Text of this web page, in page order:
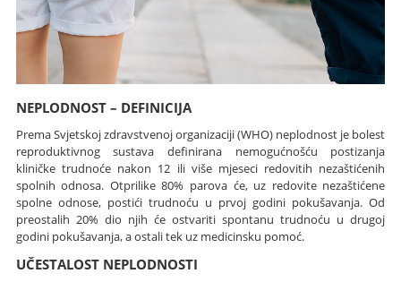
NEPLODNOST – DEFINICIJA
Prema Svjetskoj zdravstvenoj organizaciji (WHO) neplodnost je bolest
reproduktivnog sustava definirana nemogućnošću postizanja
kliničke trudnoće nakon 12 ili više mjeseci redovitih nezaštićenih
spolnih odnosa. Otprilike 80% parova će, uz redovite nezaštićene
spolne odnose, postići trudnoću u prvoj godini pokušavanja. Od
preostalih 20% dio njih će ostvariti spontanu trudnoću u drugoj
godini pokušavanja, a ostali tek uz medicinsku pomoć.
UČESTALOST NEPLODNOSTI